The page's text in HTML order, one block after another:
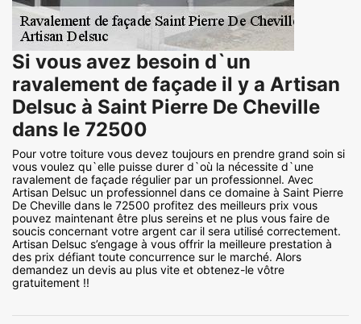
Si vous avez besoin d`un
ravalement de façade il y a Artisan
Delsuc à Saint Pierre De Cheville
dans le 72500
Pour votre toiture vous devez toujours en prendre grand soin si
vous voulez qu`elle puisse durer d`où la nécessite d`une
ravalement de façade régulier par un professionnel. Avec
Artisan Delsuc un professionnel dans ce domaine à Saint Pierre
De Cheville dans le 72500 profitez des meilleurs prix vous
pouvez maintenant être plus sereins et ne plus vous faire de
soucis concernant votre argent car il sera utilisé correctement.
Artisan Delsuc s’engage à vous offrir la meilleure prestation à
des prix défiant toute concurrence sur le marché. Alors
demandez un devis au plus vite et obtenez-le vôtre
gratuitement !!